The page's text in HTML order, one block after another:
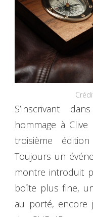
S’inscrivant
hommage à
troisième
Toujours un
montre introduit
boîte plus fine,
au porté, encore